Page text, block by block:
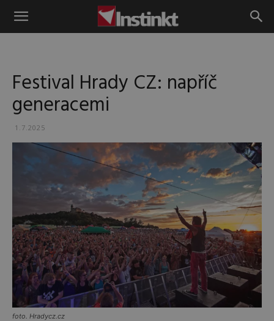
Instinkt
Festival Hrady CZ: napříč
generacemi
1.7.2025
foto. Hradycz.cz